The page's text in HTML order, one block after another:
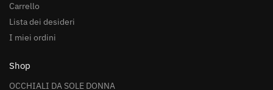
Carrello
Lista dei desideri
I miei ordini
Shop
OCCHIALI DA SOLE DONNA